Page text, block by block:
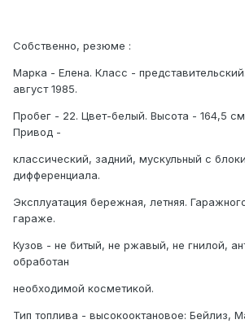
Собственно, резюме :
Марка - Елена. Класс -
август 1985.
Пробег - 22. Цвет-белый. Высота - 164,5
Привод -
классический, задний, мускульный с
дифференциала.
Эксплуатация бережная, летняя.
гараже.
Кузов - не битый, не ржавый, не гнилой,
обработан
необходимой косметикой.
Тип топлива - высокооктановое: Бейлиз,